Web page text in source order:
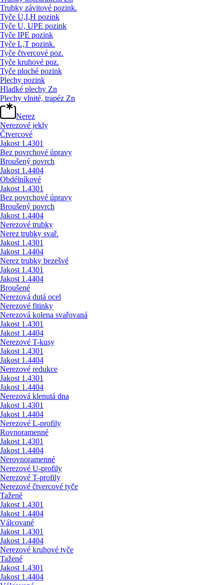
Trubky závitové pozink.
Tyče U,I,H pozink
Tyče U, UPE pozink
Tyče IPE pozink
Tyče L,T pozink.
Tyče čtvercové poz.
Tyče kruhové poz.
Tyče ploché pozink
Plechy pozink
Hladké plechy Zn
Plechy vlnité, trapéz Zn
Nerez
Nerezové jekly
Čtvercové
Jakost 1.4301
Bez povrchové úpravy
Broušený povrch
Jakost 1.4404
Obdélníkové
Jakost 1.4301
Bez povrchové úpravy
Broušený povrch
Jakost 1.4404
Nerezové trubky
Nerez trubky svař.
Jakost 1.4301
Jakost 1.4404
Nerez trubky bezešvé
Jakost 1.4301
Jakost 1.4404
Broušené
Nerezová dutá ocel
Nerezové fitinky
Nerezová kolena svařovaná
Jakost 1.4301
Jakost 1.4404
Nerezové T-kusy
Jakost 1.4301
Jakost 1.4404
Nerezové redukce
Jakost 1.4301
Jakost 1.4404
Nerezová klenutá dna
Jakost 1.4301
Jakost 1.4404
Nerezové L-profily
Rovnoramenné
Jakost 1.4301
Jakost 1.4404
Nerovnoramenné
Nerezové U-profily
Nerezové T-profily
Nerezové čtvercové tyče
Tažené
Jakost 1.4301
Jakost 1.4404
Válcované
Jakost 1.4301
Jakost 1.4404
Nerezové kruhové tyče
Tažené
Jakost 1.4301
Jakost 1.4404